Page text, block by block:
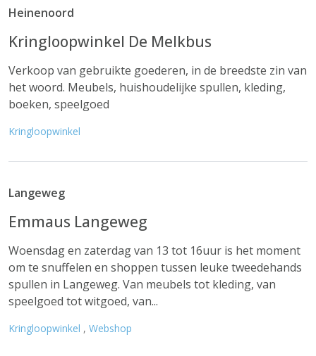
Heinenoord
Kringloopwinkel De Melkbus
Verkoop van gebruikte goederen, in de breedste zin van
het woord. Meubels, huishoudelijke spullen, kleding,
boeken, speelgoed
Kringloopwinkel
Langeweg
Emmaus Langeweg
Woensdag en zaterdag van 13 tot 16uur is het moment
om te snuffelen en shoppen tussen leuke tweedehands
spullen in Langeweg. Van meubels tot kleding, van
speelgoed tot witgoed, van...
Kringloopwinkel , Webshop